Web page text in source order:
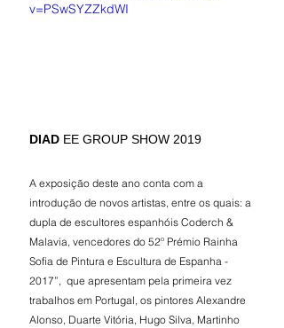
v=PSwSYZZkdWI
DIAD EE GROUP SHOW 2019
A exposição deste ano conta com a
introdução de novos artistas, entre os quais: a
dupla de escultores espanhóis Coderch &
Malavia, vencedores do 52º Prémio Rainha
Sofia de Pintura e Escultura de Espanha -
2017”,  que apresentam pela primeira vez
trabalhos em Portugal, os pintores Alexandre
Alonso, Duarte Vitória, Hugo Silva, Martinho